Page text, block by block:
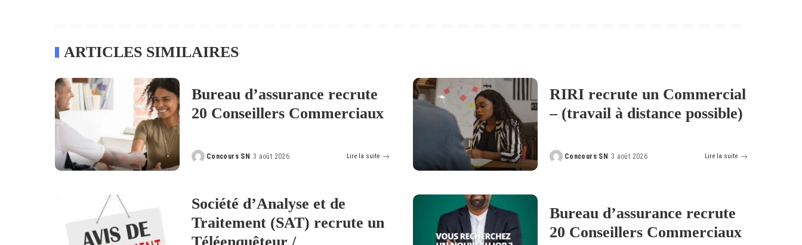
ARTICLES SIMILAIRES
Bureau d’assurance recrute
20 Conseillers Commerciaux
Posted
Concours SN 3 août 2026 Lire la suite
RIRI recrute un Commercial
– (travail à distance possible)
Posted
Concours SN 3 août 2026 Lire la suite
Société d’Analyse et de
Traitement (SAT) recrute un
Bureau d’assurance recrute
20 Conseillers Commerciaux